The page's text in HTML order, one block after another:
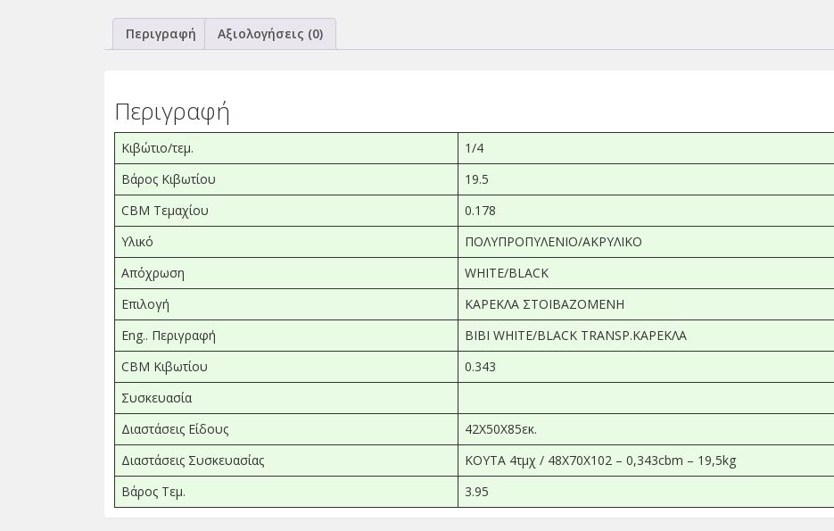
Περιγραφή Αξιολογήσεις (0)
Περιγραφή
Κιβώτιο/τεμ.
1/4
Βάρος Κιβωτίου
19.5
CBM Τεμαχίου
0.178
Υλικό
ΠΟΛΥΠΡΟΠΥΛΕΝΙΟ/ΑΚΡΥΛΙΚΟ
Απόχρωση
WHITE/BLACK
Επιλογή
ΚΑΡΕΚΛΑ ΣΤΟΙΒΑΖΟΜΕΝΗ
Eng.. Περιγραφή
BIBI WHITE/BLACK TRANSP.ΚΑΡΕΚΛΑ
CBM Κιβωτίου
0.343
Συσκευασία
Διαστάσεις Είδους
42X50X85εκ.
Διαστάσεις Συσκευασίας
ΚΟΥΤΑ 4τμχ / 48X70X102 – 0,343cbm – 19,5kg
Βάρος Τεμ.
3.95